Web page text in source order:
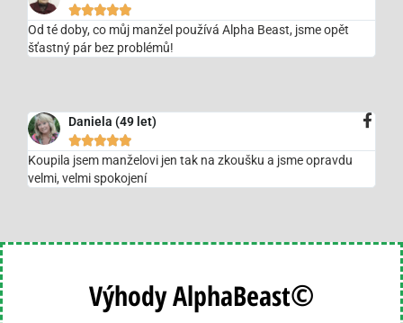

Od té doby, co můj manžel používá Alpha Beast, jsme opět
šťastný pár bez problémů!
Daniela (49 let)

Koupila jsem manželovi jen tak na zkoušku a jsme opravdu
velmi, velmi spokojení
Výhody AlphaBeast©